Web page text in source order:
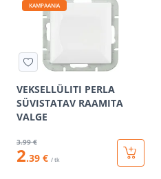
KAMPAANIA
VEKSELLÜLITI PERLA
SÜVISTATAV RAAMITA
VALGE
3.99 €
2.39 € / tk